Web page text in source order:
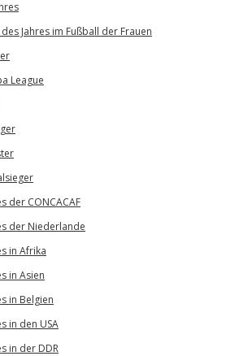
Jahres im Fußball der Frauen
League
der CONCACAF
der Niederlande
in Afrika
in Asien
in Belgien
in den USA
in der DDR